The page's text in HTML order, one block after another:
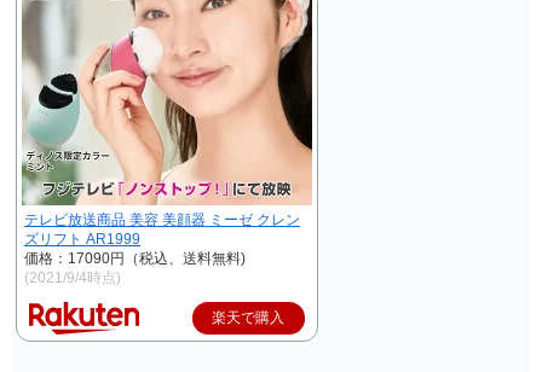
テレビ放送商品 美容 美顔器 ミーゼ クレン
ズリフト AR1999
価格：17090円（税込、送料無料)
(2021/9/4時点)
楽天で購入